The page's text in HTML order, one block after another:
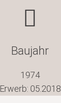
Baujahr
1974
Erwerb: 05.2018